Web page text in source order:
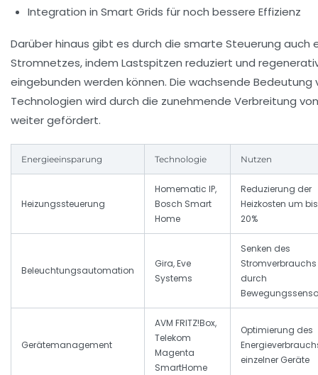
Integration in Smart Grids für noch bessere Effizienz
Darüber hinaus gibt es durch die smarte Steuerung auch
Stromnetzes, indem Lastspitzen reduziert und
eingebunden werden können. Die wachsende Bedeutung
Technologien wird durch die zunehmende Verbreitung
weiter gefördert.
Energieeinsparung Technologie Nutzen
Heizungssteuerung
Homematic IP,
Bosch Smart
Home
Reduzierung der
Heizkosten um
20%
Beleuchtungsautomation
Gira, Eve
Systems
Senken des
Stromverbrauchs
durch
Gerätemanagement
AVM FRITZ!Box,
Telekom
Magenta
SmartHome
Optimierung des
einzelner Geräte